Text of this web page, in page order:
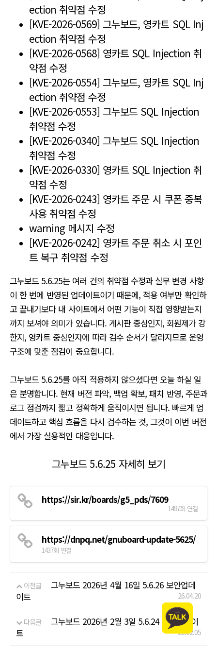
ection 취약점 수정
[KVE-2026-0569] 그누보드, 영카트 SQL Inj
ection 취약점 수정
[KVE-2026-0568] 영카트 SQL Injection 취
약점 수정
[KVE-2026-0554] 그누보드, 영카트 SQL Inj
ection 취약점 수정
[KVE-2026-0553] 그누보드 SQL Injection
취약점 수정
[KVE-2026-0340] 그누보드 SQL Injection
취약점 수정
[KVE-2026-0330] 영카트 SQL Injection 취
약점 수정
[KVE-2026-0243] 영카트 주문 시 쿠폰 중복
사용 취약점 수정
warning 메시지 수정
[KVE-2026-0242] 영카트 주문 취소 시 포인
트 복구 취약점 수정
그누보드 5.6.25는 여러 건의 취약점 수정과 실무 변경 사항
이 한 번에 반영된 업데이트이기 때문에, 적용 여부만 확인하
고 끝내기보다 내 사이트에서 어떤 기능이 직접 영향받는지
까지 보셔야 의미가 있습니다. 게시판 중심인지, 회원제가 강
한지, 영카트 중심인지에 따라 검수 순서가 달라지므로 운영
구조에 맞춘 점검이 중요합니다.
그누보드 5.6.25를 아직 적용하지 않으셨다면 오늘 하실 일
은 분명합니다. 현재 버전 파악, 백업 확보, 패치 반영, 주문과
로그 점검까지 짧고 정확하게 움직이시면 됩니다. 빠르게 업
데이트하고 핵심 흐름을 다시 검수하는 것, 그것이 이번 버전
에서 가장 실용적인 대응입니다.
그누보드 5.6.25 자세히 보기
https://sir.kr/boards/g5_pds/7609
1497회 연결
https://dnpq.net/gnuboard-update-5625/
1437회 연결
이전글
그누보드 2026년 4월 16일 5.6.26 보안업데
이트
26.04.20
다음글
그누보드 2026년 2월 3일 5.6.24 보안업데이
트
26.02.05